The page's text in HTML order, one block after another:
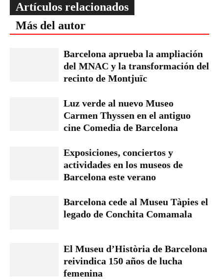
Artículos relacionados
Más del autor
Barcelona aprueba la ampliación
del MNAC y la transformación del
recinto de Montjuïc
Luz verde al nuevo Museo
Carmen Thyssen en el antiguo
cine Comedia de Barcelona
Exposiciones, conciertos y
actividades en los museos de
Barcelona este verano
Barcelona cede al Museu Tàpies el
legado de Conchita Comamala
El Museu d’Història de Barcelona
reivindica 150 años de lucha
femenina